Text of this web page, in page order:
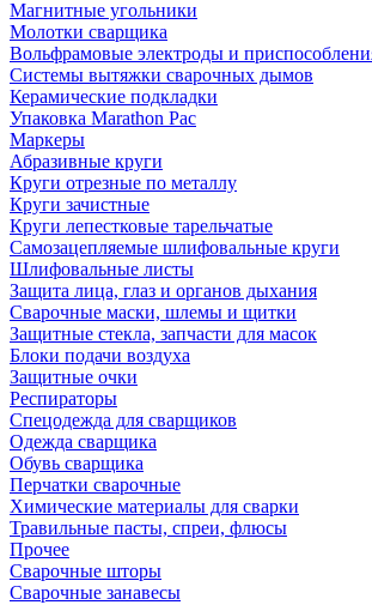
Магнитные угольники
Молотки сварщика
Вольфрамовые электроды и
Системы вытяжки сварочных дымов
Керамические подкладки
Упаковка Marathon Pac
Маркеры
Абразивные круги
Круги отрезные по металлу
Круги зачистные
Круги лепестковые тарельчатые
Самозацепляемые шлифовальные круги
Шлифовальные листы
Защита лица, глаз и органов дыхания
Сварочные маски, шлемы и щитки
Защитные стекла, запчасти для масок
Блоки подачи воздуха
Защитные очки
Респираторы
Спецодежда для сварщиков
Одежда сварщика
Обувь сварщика
Перчатки сварочные
Химические материалы для сварки
Травильные пасты, спреи, флюсы
Прочее
Сварочные шторы
Сварочные занавесы